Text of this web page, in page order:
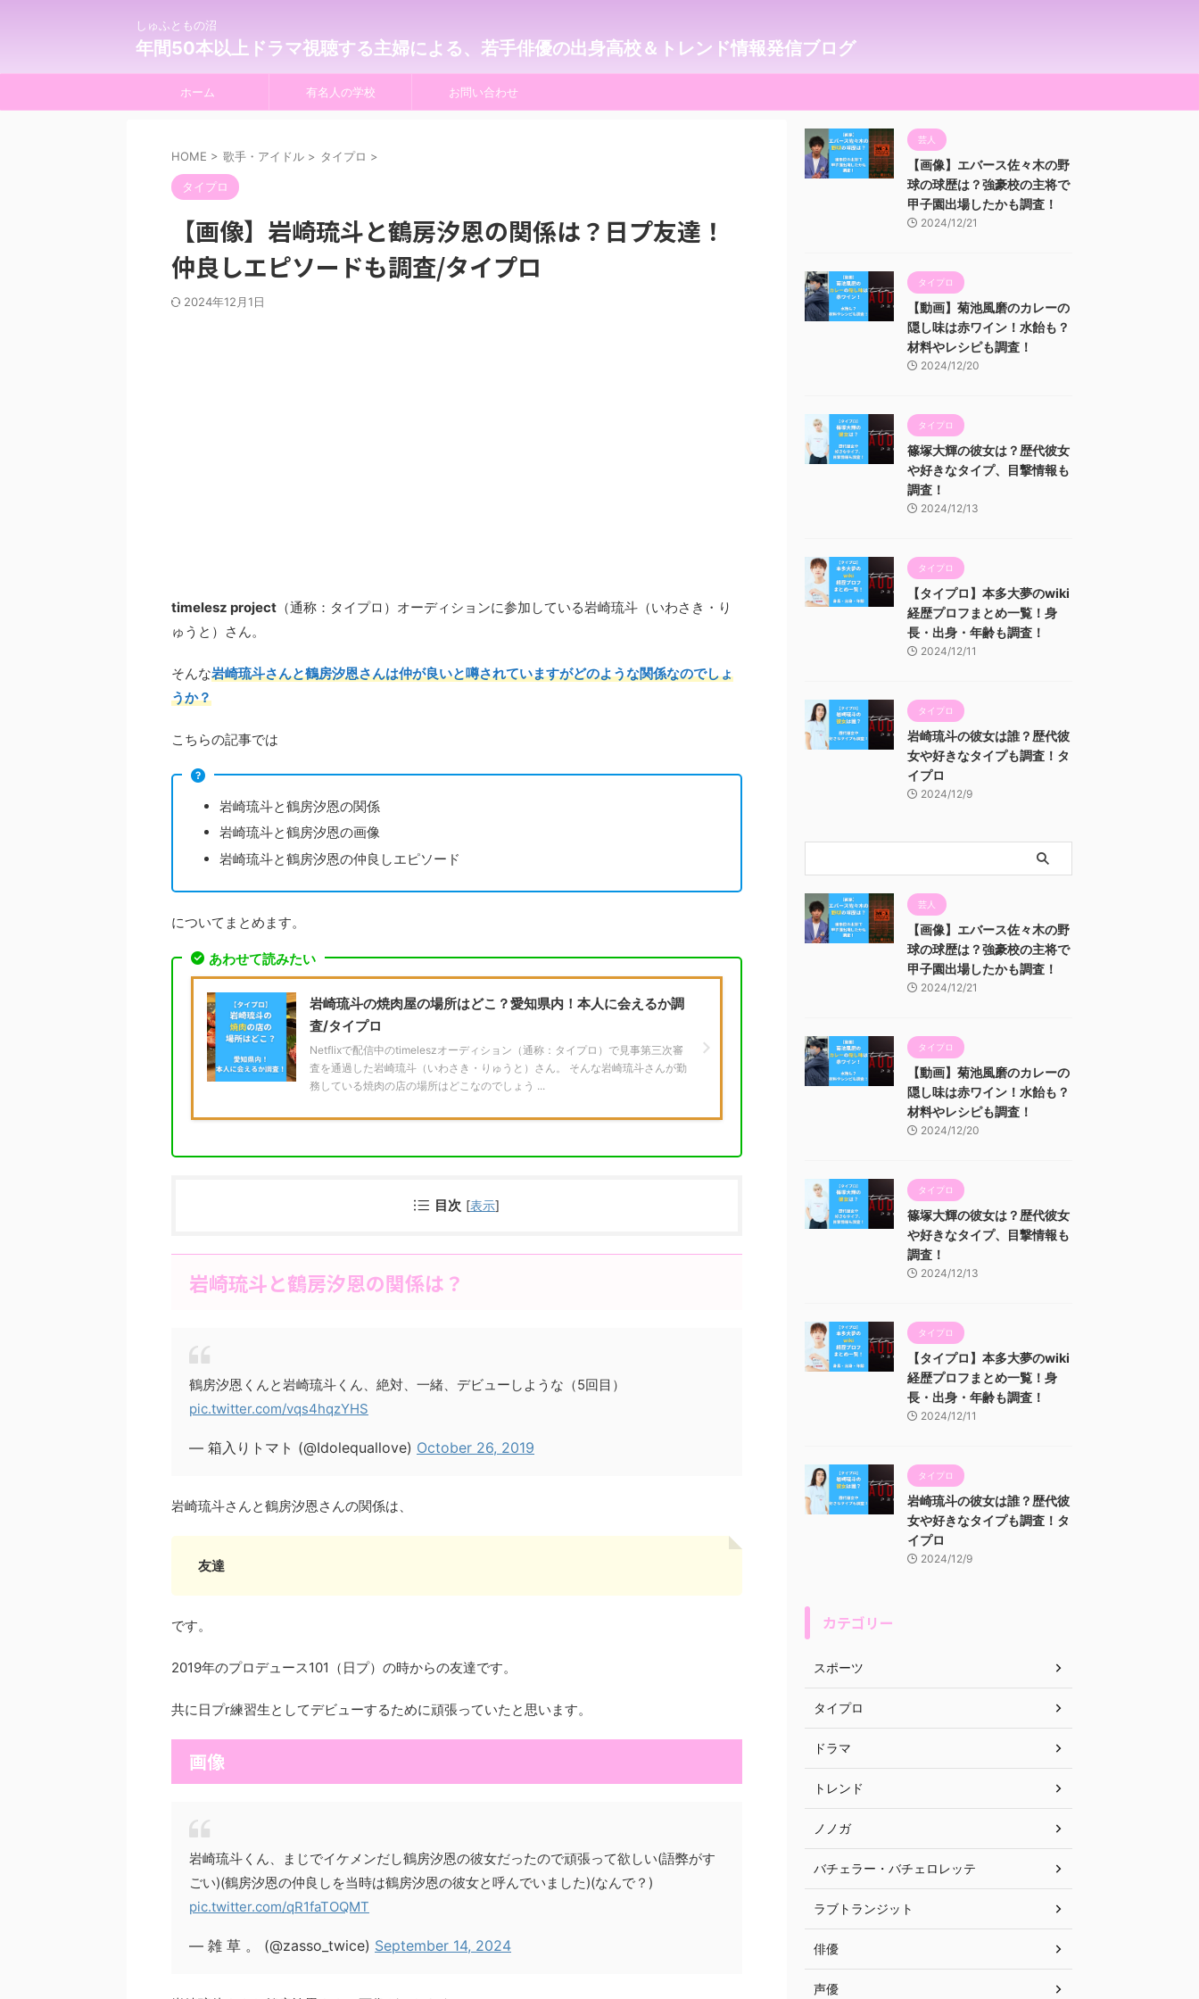
しゅふともの沼
年間50本以上ドラマ視聴する主婦による、若手俳優の出身高校＆トレンド情報発信ブログ
ホーム 有名人の学校 お問い合わせ
HOME > 歌手・アイドル > タイプロ >
タイプロ
【画像】岩崎琉斗と鶴房汐恩の関係は？日プ友達！
仲良しエピソードも調査/タイプロ
2024年12月1日
timelesz project （通称：タイプロ）オーディションに参加している岩崎琉斗（いわさき・り
ゅうと）さん。
そんな岩崎琉斗さんと鶴房汐恩さんは仲が良いと噂されていますがどのような関係なのでしょ
うか？
こちらの記事では
岩崎琉斗と鶴房汐恩の関係
岩崎琉斗と鶴房汐恩の画像
岩崎琉斗と鶴房汐恩の仲良しエピソード
についてまとめます。
あわせて読みたい
岩崎琉斗の焼肉屋の場所はどこ？愛知県内！本人に会えるか調
査/タイプロ
Netflixで配信中のtimeleszオーディション（通称：タイプロ）で見事第三次審
査を通過した岩崎琉斗（いわさき・りゅうと）さん。 そんな岩崎琉斗さんが勤
務している焼肉の店の場所はどこなのでしょう ...
目次 [表示]
岩崎琉斗と鶴房汐恩の関係は？
鶴房汐恩くんと岩崎琉斗くん、絶対、一緒、デビューしような（5回目）
pic.twitter.com/vqs4hqzYHS
— 箱入りトマト (@Idolequallove) October 26, 2019
岩崎琉斗さんと鶴房汐恩さんの関係は、
友達
です。
2019年のプロデュース101（日プ）の時からの友達です。
共に日プr練習生としてデビューするために頑張っていたと思います。
画像
岩崎琉斗くん、まじでイケメンだし鶴房汐恩の彼女だったので頑張って欲しい(語弊がす
ごい)(鶴房汐恩の仲良しを当時は鶴房汐恩の彼女と呼んでいました)(なんで？)
pic.twitter.com/qR1faTOQMT
— 雑 草 。 (@zasso_twice) September 14, 2024
芸人
【画像】エバース佐々木の野
球の球歴は？強豪校の主将で
甲子園出場したかも調査！
2024/12/21
タイプロ
【動画】菊池風磨のカレーの
隠し味は赤ワイン！水飴も？
材料やレシピも調査！
2024/12/20
タイプロ
篠塚大輝の彼女は？歴代彼女
や好きなタイプ、目撃情報も
調査！
2024/12/13
タイプロ
【タイプロ】本多大夢のwiki
経歴プロフまとめ一覧！身
長・出身・年齢も調査！
2024/12/11
タイプロ
岩崎琉斗の彼女は誰？歴代彼
女や好きなタイプも調査！タ
イプロ
2024/12/9
芸人
【画像】エバース佐々木の野
球の球歴は？強豪校の主将で
甲子園出場したかも調査！
2024/12/21
タイプロ
【動画】菊池風磨のカレーの
隠し味は赤ワイン！水飴も？
材料やレシピも調査！
2024/12/20
タイプロ
篠塚大輝の彼女は？歴代彼女
や好きなタイプ、目撃情報も
調査！
2024/12/13
タイプロ
【タイプロ】本多大夢のwiki
経歴プロフまとめ一覧！身
長・出身・年齢も調査！
2024/12/11
タイプロ
岩崎琉斗の彼女は誰？歴代彼
女や好きなタイプも調査！タ
イプロ
2024/12/9
カテゴリー
スポーツ
タイプロ
ドラマ
トレンド
ノノガ
バチェラー・バチェロレッテ
ラブトランジット
俳優
声優